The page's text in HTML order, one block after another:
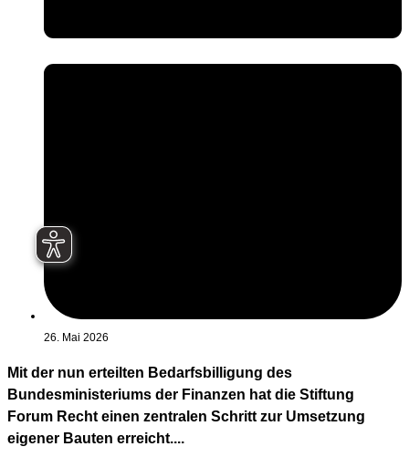
26. Mai 2026
Mit der nun erteilten Bedarfsbilligung des
Bundesministeriums der Finanzen hat die Stiftung
Forum Recht einen zentralen Schritt zur Umsetzung
eigener Bauten erreicht....